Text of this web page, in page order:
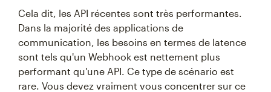
Cela dit, les API récentes sont très performantes.
Dans la majorité des applications de
communication, les besoins en termes de latence
sont tels qu'un Webhook est nettement plus
performant qu'une API. Ce type de scénario est
rare. Vous devez vraiment vous concentrer sur ce